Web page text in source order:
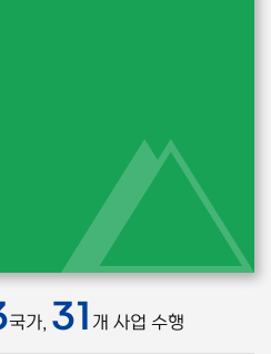
국가, 31 개 사업 수행